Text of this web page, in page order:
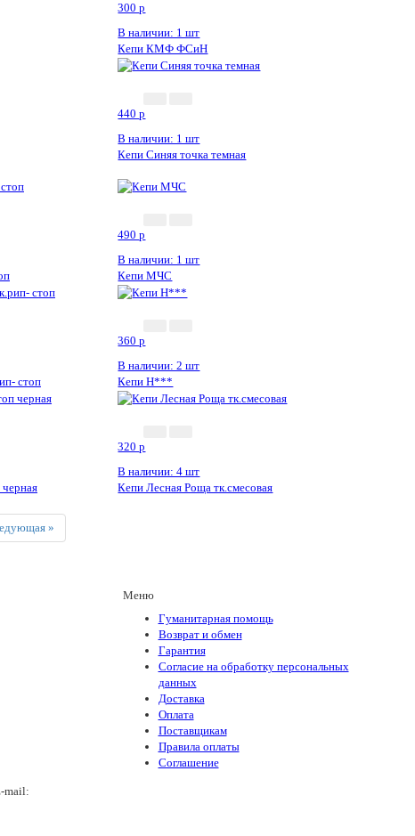
300p
В наличии: 1 шт
Кепи КМФ ФСиН
440p
В наличии: 1 шт
Кепи Синяя точка темная
490p
В наличии: 1 шт
Кепи МЧС
стоп
360p
В наличии: 2 шт
Кепи Н***
320p
В наличии: 4 шт
Кепи Лесная Роща тк.смесовая
»Next
Меню
Гуманитарная помощь
Возврат и обмен
Гарантия
Согласие на обработку персональных
данных
Доставка
Оплата
Поставщикам
Правила оплаты
Соглашение
mail: